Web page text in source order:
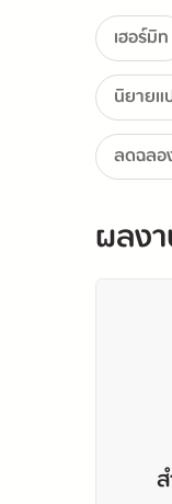
เฮอร์มิท
นิยาย
ลดฉลอ
ผลง